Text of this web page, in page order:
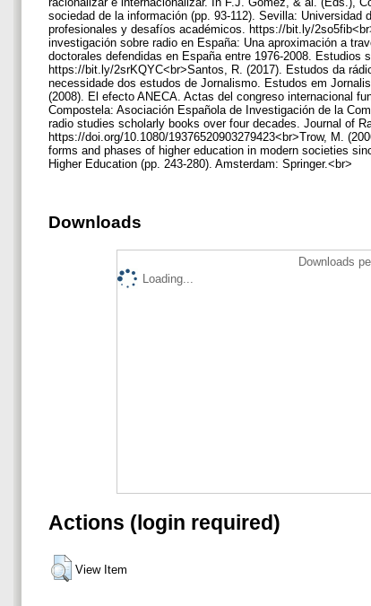
Downloads
Downloads
Loading...
Actions (login required)
View Item